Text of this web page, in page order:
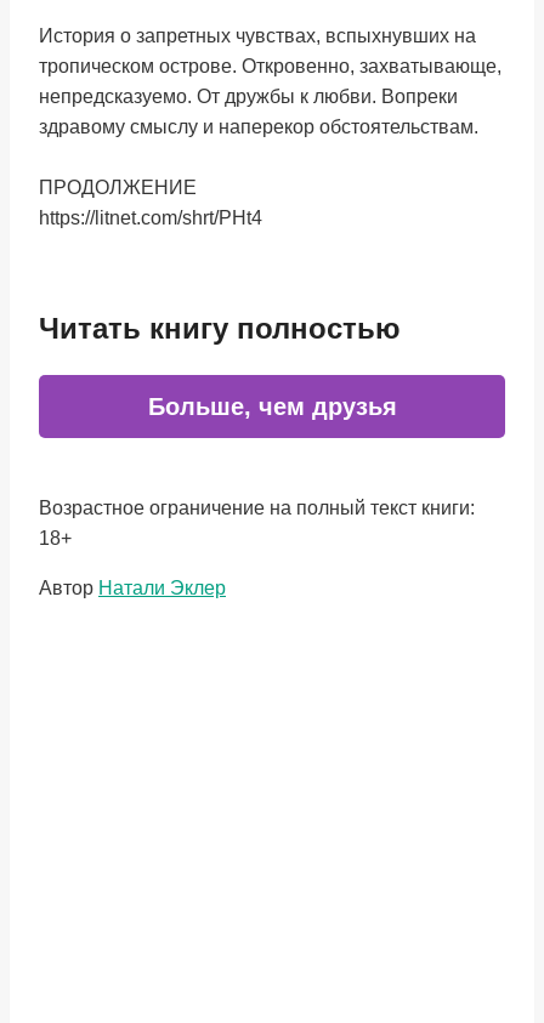
История о запретных чувствах, вспыхнувших на
тропическом острове. Откровенно, захватывающе,
непредсказуемо. От дружбы к любви. Вопреки
здравому смыслу и наперекор обстоятельствам.
ПРОДОЛЖЕНИЕ
https://litnet.com/shrt/PHt4
Читать книгу полностью
Больше, чем друзья
Возрастное ограничение на полный текст книги:
18+
Метки
Автор Натали Эклер